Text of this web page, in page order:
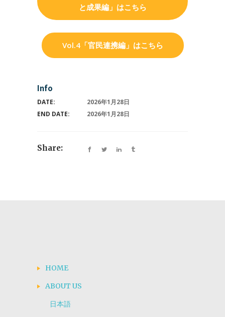
と成果編」はこちら
Vol.4「官民連携編」はこちら
Info
DATE:
2026年1月28日
END DATE:
2026年1月28日
Share:
HOME
ABOUT US
日本語